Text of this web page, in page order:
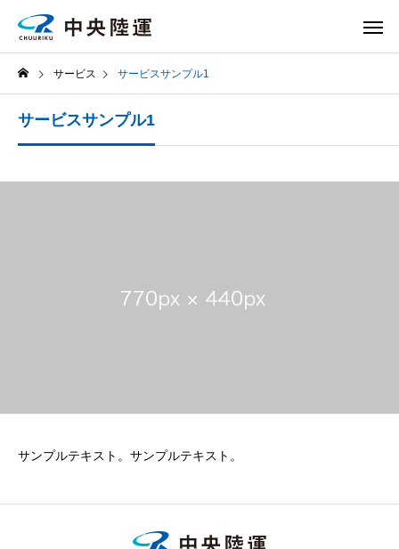
サービス サービスサンプル1
サービスサンプル1
サンプルテキスト。サンプルテキスト。